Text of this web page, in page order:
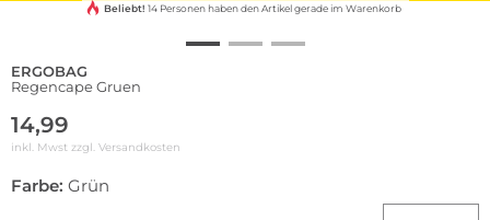
Beliebt! 14 Personen haben den Artikel gerade im Warenkorb
ERGOBAG
Regencape Gruen
14,99
inkl. Mwst zzgl. Versandkosten
Farbe: Grün